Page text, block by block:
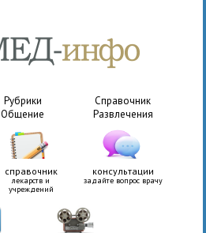
Рубрики
Справочник
Общение Развлечения
справочник
лекарств и
учреждений
консультации
задайте вопрос врачу